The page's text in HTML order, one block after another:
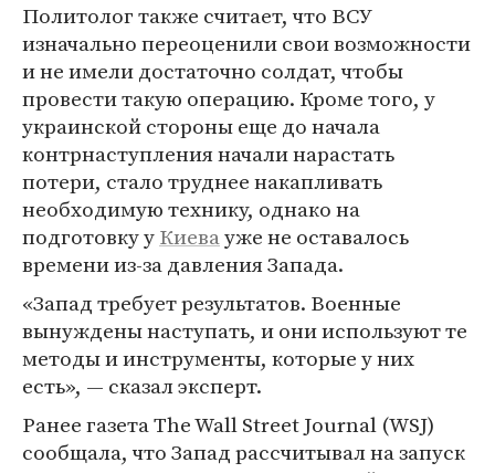
Политолог также считает, что ВСУ
изначально переоценили свои возможности
и не имели достаточно солдат, чтобы
провести такую операцию. Кроме того, у
украинской стороны еще до начала
контрнаступления начали нарастать
потери, стало труднее накапливать
необходимую технику, однако на
подготовку уКиевауже не оставалось
времени из-за давления Запада.
«Запад требует результатов. Военные
вынуждены наступать, и они используют те
методы и инструменты, которые у них
есть», — сказал эксперт.
Ранее газета The Wall Street Journal (WSJ)
сообщала, что Запад рассчитывал на запуск